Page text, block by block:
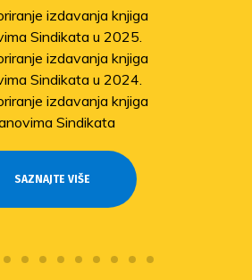
izdavanja knjiga
Sindikata u 2025.
izdavanja knjiga
Sindikata u 2024.
izdavanja knjiga
Sindikata
SAZNAJTE VIŠE